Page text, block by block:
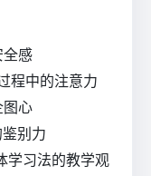
全感
程中的注意力
心
别力
学习法的教学观